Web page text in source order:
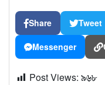
Share Tweet
Messenger
Post Views: ৯৬৮